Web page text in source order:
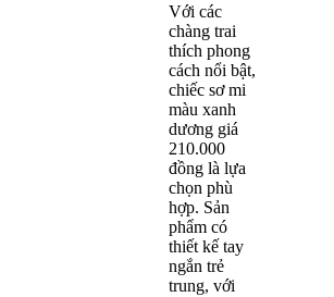
Với các
chàng trai
thích phong
cách nổi bật,
chiếc sơ mi
màu xanh
dương giá
210.000
đồng là lựa
chọn phù
hợp. Sản
phẩm có
thiết kế tay
ngắn trẻ
trung, với